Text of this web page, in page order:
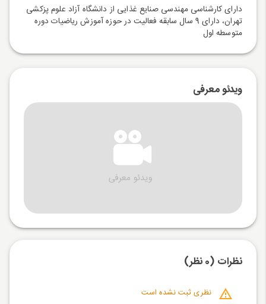
دارای کارشناسی مهندسی صنایع غذایی از دانشگاه آزاد علوم پزکشی
تهران، دارای 9 سال سابقه فعالیت در حوزه آموزش ریاضیات دوره
متوسطه اول
ویدئو معرفی
نظرات (0 نظر)
نظری ثبت نشده است